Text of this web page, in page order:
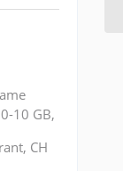
10 GB,
CH